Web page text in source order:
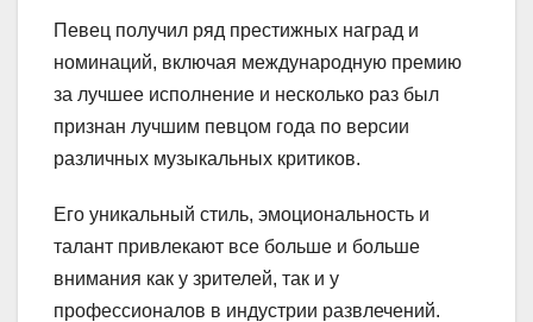
Певец получил ряд престижных наград и
номинаций, включая международную премию
за лучшее исполнение и несколько раз был
признан лучшим певцом года по версии
различных музыкальных критиков.
Его уникальный стиль, эмоциональность и
талант привлекают все больше и больше
внимания как у зрителей, так и у
профессионалов в индустрии развлечений.